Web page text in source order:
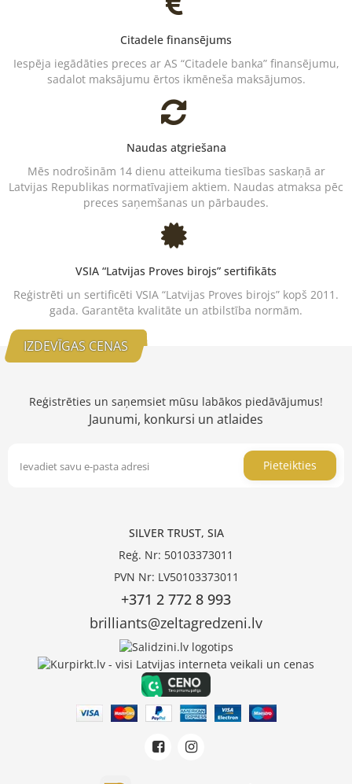
Citadele finansējums
Iespēja iegādāties preces ar AS “Citadele banka” finansējumu,
sadalot maksājumu ērtos ikmēneša maksājumos.
Naudas atgriešana
Mēs nodrošinām 14 dienu atteikuma tiesības saskaņā ar
Latvijas Republikas normatīvajiem aktiem. Naudas atmaksa pēc
preces saņemšanas un pārbaudes.
VSIA “Latvijas Proves birojs” sertifikāts
Reģistrēti un sertificēti VSIA “Latvijas Proves birojs” kopš 2011.
gada. Garantēta kvalitāte un atbilstība normām.
IZDEVĪGAS CENAS
Reģistrēties un saņemsiet mūsu labākos piedāvājumus!
Jaunumi, konkursi un atlaides
Pieteikties
SILVER TRUST, SIA
Reģ. Nr: 50103373011
PVN Nr: LV50103373011
+371 2 772 8 993
brilliants@zeltagredzeni.lv